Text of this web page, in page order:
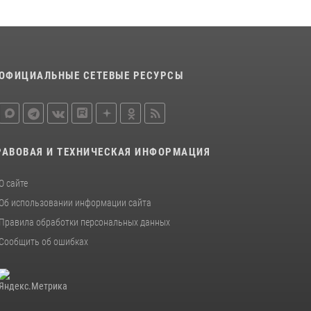
Сотрудники вневедомственной охраны
областном центре серию краж
Сотрудники вневедомственной охраны
16 июля 2026, 10:24
СЕТЕВЫЕ РЕСУРСЫ
И ТЕХНИЧЕСКАЯ ИНФОРМАЦИЯ
О сайте
Об использовании информации сайта
Правила обработки персональных данных
Сообщить об ошибках